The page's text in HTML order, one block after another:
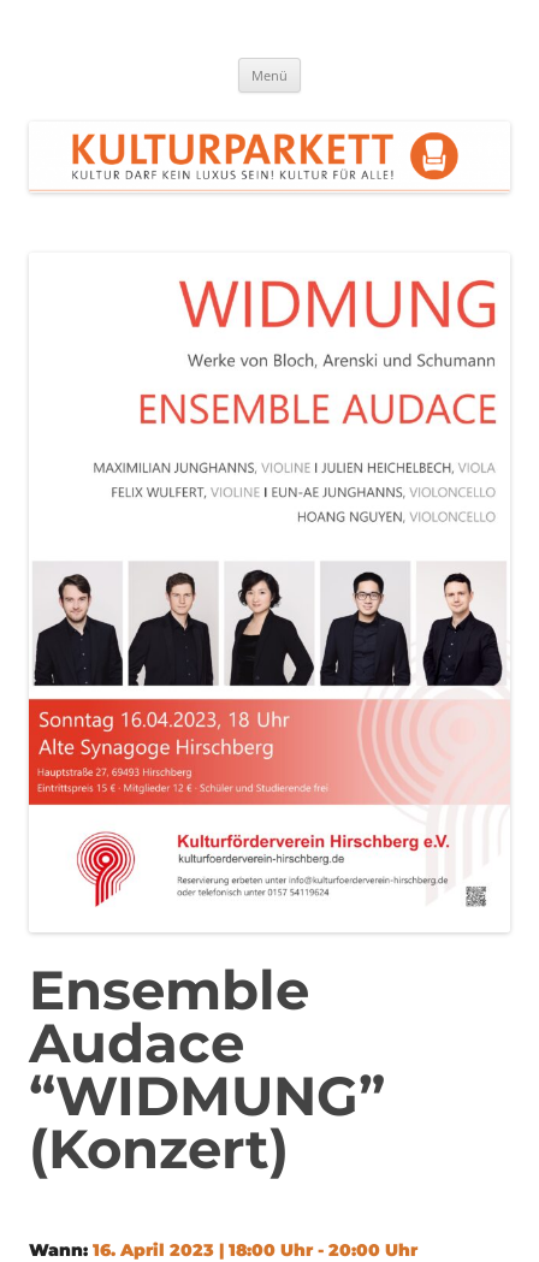
Menü
Ensemble
Audace
“WIDMUNG”
(Konzert)
Wann: 16. April 2023 | 18:00 Uhr - 20:00 Uhr